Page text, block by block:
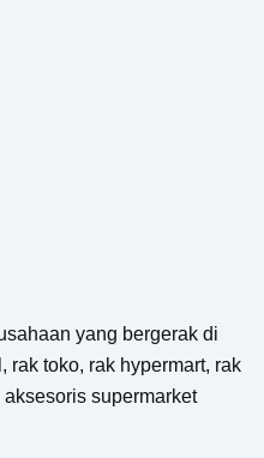
yang bergerak di
rak toko, rak hypermart, rak
supermarket